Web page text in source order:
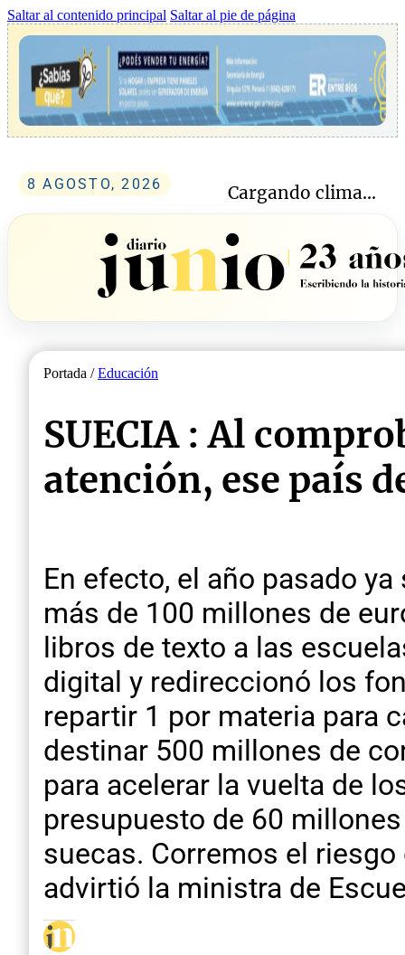
Saltar al contenido principal Saltar al pie de página
8 AGOSTO, 2026 Cargando clima...
Portada /Educación
SUECIA : Al
atención, ese país
En efecto, el año pasado
más de 100 millones de
libros de texto a las
digital y redireccionó los
repartir 1 por materia para
destinar 500 millones de
para acelerar la vuelta de
presupuesto de 60
suecas. Corremos el
advirtió la ministra de